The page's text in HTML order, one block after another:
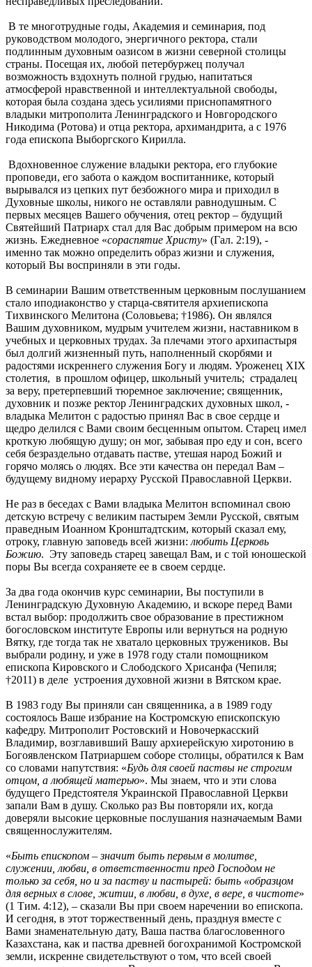
В те многотрудные годы, Академия и семинария, под
руководством молодого, энергичного ректора, стали
подлинным духовным оазисом в жизни северной столицы
страны. Посещая их, любой петербуржец получал
возможность вздохнуть полной грудью, напитаться
атмосферой нравственной и интеллектуальной свободы,
которая была создана здесь усилиями приснопамятного
владыки митрополита Ленинградского и Новгородского
Никодима (Ротова) и отца ректора, архимандрита, а с 1976
года епископа Выборгского Кирилла.
Вдохновенное служение владыки ректора, его глубокие
проповеди, его забота о каждом воспитаннике, который
вырывался из цепких пут безбожного мира и приходил в
Духовные школы, никого не оставляли равнодушным. С
первых месяцев Вашего обучения, отец ректор – будущий
Святейший Патриарх стал для Вас добрым примером на всю
жизнь. Ежедневное «сораспятие Христу» (Гал. 2:19), -
именно так можно определить образ жизни и служения,
который Вы восприняли в эти годы.
В семинарии Вашим ответственным церковным послушанием
стало иподиаконство у старца-святителя архиепископа
Тихвинского Мелитона (Соловьева; †1986). Он являлся
Вашим духовником, мудрым учителем жизни, наставником в
учебных и церковных трудах. За плечами этого архипастыря
был долгий жизненный путь, наполненный скорбями и
радостями искреннего служения Богу и людям. Уроженец XIX
столетия, в прошлом офицер, школьный учитель; страдалец
за веру, претерпевший тюремное заключение; священник,
духовник и позже ректор Ленинградских духовных школ, -
владыка Мелитон с радостью принял Вас в свое сердце и
щедро делился с Вами своим бесценным опытом. Старец имел
кроткую любящую душу; он мог, забывая про еду и сон, всего
себя безраздельно отдавать пастве, утешая народ Божий и
горячо молясь о людях. Все эти качества он передал Вам –
будущему видному иерарху Русской Православной Церкви.
Не раз в беседах с Вами владыка Мелитон вспоминал свою
детскую встречу с великим пастырем Земли Русской, святым
праведным Иоанном Кронштадтским, который сказал ему,
отроку, главную заповедь всей жизни: любить Церковь
Божию. Эту заповедь старец завещал Вам, и с той юношеской
поры Вы всегда сохраняете ее в своем сердце.
За два года окончив курс семинарии, Вы поступили в
Ленинградскую Духовную Академию, и вскоре перед Вами
встал выбор: продолжить свое образование в престижном
богословском институте Европы или вернуться на родную
Вятку, где тогда так не хватало церковных тружеников. Вы
выбрали родину, и уже в 1978 году стали помощником
епископа Кировского и Слободского Хрисанфа (Чепиля;
†2011) в деле устроения духовной жизни в Вятском крае.
В 1983 году Вы приняли сан священника, а в 1989 году
состоялось Ваше избрание на Костромскую епископскую
кафедру. Митрополит Ростовский и Новочеркасский
Владимир, возглавивший Вашу архиерейскую хиротонию в
Богоявленском Патриаршем соборе столицы, обратился к Вам
со словами напутствия: «Будь для своей паствы не строгим
отцом, а любящей матерью». Мы знаем, что и эти слова
будущего Предстоятеля Украинской Православной Церкви
запали Вам в душу. Сколько раз Вы повторяли их, когда
доверяли высокие церковные послушания назначаемым Вами
священнослужителям.
«Быть епископом – значит быть первым в молитве,
служении, любви, в ответственности пред Господом не
только за себя, но и за паству и пастырей: быть «образцом
для верных в слове, житии, в любви, в духе, в вере, в чистоте»
(1 Тим. 4:12), – сказали Вы при своем наречении во епископа.
И сегодня, в этот торжественный день, празднуя вместе с
Вами знаменательную дату, Ваша паства благословенного
Казахстана, как и паства древней богохранимой Костромской
земли, искренне свидетельствуют о том, что всей своей